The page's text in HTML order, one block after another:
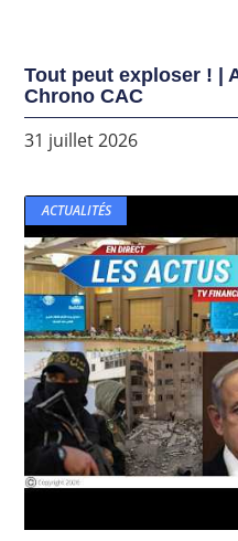
Tout peut exploser ! |
Chrono CAC
31 juillet 2026
ACTUALITÉS